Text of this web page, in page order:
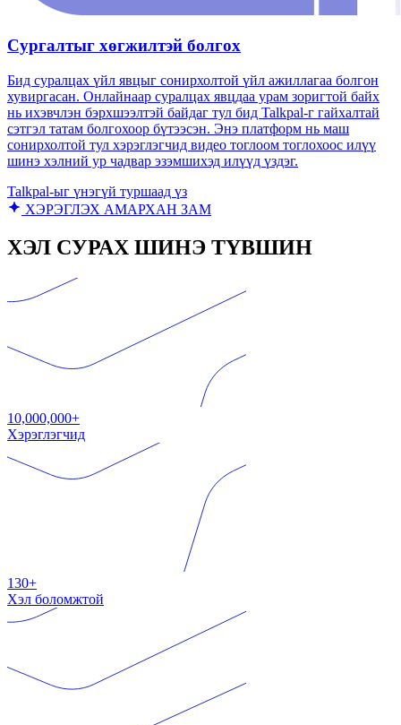
Сургалтыг хөгжилтэй болгох
Бид суралцах үйл явцыг сонирхолтой үйл ажиллагаа болгон
хувиргасан. Онлайнаар суралцах явцдаа урам зоригтой байх
нь ихэвчлэн бэрхшээлтэй байдаг тул бид Talkpal-г гайхалтай
сэтгэл татам болгохоор бүтээсэн. Энэ платформ нь маш
сонирхолтой тул хэрэглэгчид видео тоглоом тоглохоос илүү
шинэ хэлний ур чадвар эзэмшихэд илүүд үздэг.
Talkpal-ыг үнэгүй туршаад үз
ХЭРЭГЛЭХ АМАРХАН ЗАМ
ХЭЛ СУРАХ ШИНЭ ТҮВШИН
10,000,000+
Хэрэглэгчид
130+
Хэл боломжтой